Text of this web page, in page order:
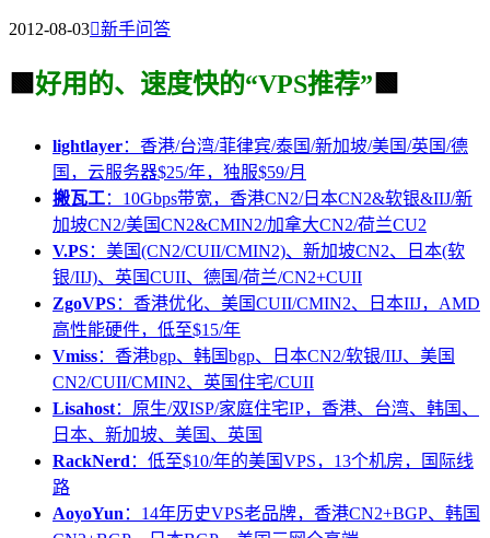
2012-08-03新手问答
🟩 好用的、速度快的“VPS推荐” 🟩
lightlayer：香港/台湾/菲律宾/泰国/新加坡/美国/英国/德
国，云服务器$25/年，独服$59/月
搬瓦工：10Gbps带宽，香港CN2/日本CN2&软银&IIJ/新
加坡CN2/美国CN2&CMIN2/加拿大CN2/荷兰CU2
V.PS：美国(CN2/CUII/CMIN2)、新加坡CN2、日本(软
银/IIJ)、英国CUII、德国/荷兰/CN2+CUII
ZgoVPS：香港优化、美国CUII/CMIN2、日本IIJ，AMD
高性能硬件，低至$15/年
Vmiss：香港bgp、韩国bgp、日本CN2/软银/IIJ、美国
CN2/CUII/CMIN2、英国住宅/CUII
Lisahost：原生/双ISP/家庭住宅IP，香港、台湾、韩国、
日本、新加坡、美国、英国
RackNerd ：低至$10/年的美国VPS，13个机房，国际线
路
AoyoYun ：14年历史VPS老品牌，香港CN2+BGP、韩国